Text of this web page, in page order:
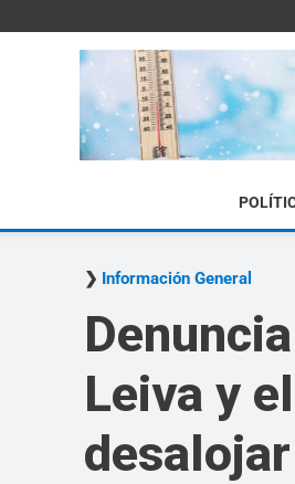
Información General
Leiva y